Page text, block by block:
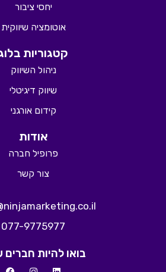
יחסי ציבור
אוטומציה שיווקית
קטגוריות
ניהול השיווק
שיווק דיגיטלי
קידום אורגני
אודות
פרופיל חברה
צור קשר
077-9775977
בואו להיות חברים